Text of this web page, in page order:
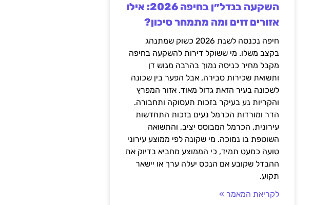
השקעה בנדל״ן בחיפה 2026: אילו
אזורים זזים ומה מתמחר סיכון?
חיפה נכנסה לשנת 2026 כשוק שמתנהג
בקצב משלו. מי ששוקל דירות להשקעה בחיפה
מקבל מחיר כניסה נמוך בהרבה מגוש דן
ותשואת שכירות סבירה, אבל הפער בין שכונה
לשכונה בעיר הזאת גדול מאוד. אזור המפרץ
והקריות נע בעיקר בזכות תעסוקה ותחבורה.
הדר ומורדות הכרמל נעים בזכות התחדשות
עירונית. הכרמל המבוסס יציב, והתשואה
השוטפת בו נמוכה. מי שקונה לפי ממוצע עירוני
טועה כמעט תמיד, כי הממוצע מחביא בדיוק את
ההבדל שקובע אם הנכס יעלה ערך או יישאר
תקוע.
לקריאת המאמר »